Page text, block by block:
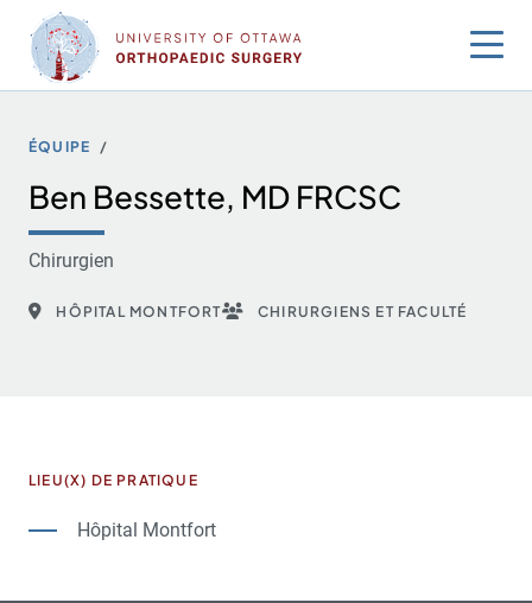
Sauter
contenu
ÉQUIPE
Ben Bessette, MD FRCSC
Chirurgien
HÔPITAL MONTFORT CHIRURGIENS ET FACULTÉ
LIEU(X) DE PRATIQUE
Hôpital Montfort